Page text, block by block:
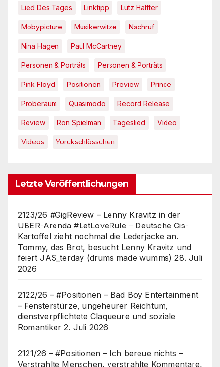
Lied Des Tages Linktipp Lutz Halfter
Mobypicture Musikerwitze Nachruf
Nina Hagen Paul McCartney
Personen & Porträts Personen & Porträts
Pink Floyd Positionen Preview Prince
Proberaum Quasimodo Record Release
Review Ron Spielman Tageslied Video
Videos Yorckschlösschen
Letzte Veröffentlichungen
2123/26 #GigReview – Lenny Kravitz in der
UBER-Arenda #LetLoveRule – Deutsche Cis-
Kartoffel zieht nochmal die Lederjacke an.
Tommy, das Brot, besucht Lenny Kravitz und
feiert JAS_terday (drums made wumms) 28. Juli
2026
2122/26 – #Positionen – Bad Boy Entertainment
– Fensterstürze, ungeheurer Reichtum,
dienstverpflichtete Claqueure und soziale
Romantiker 2. Juli 2026
2121/26 – #Positionen – Ich bereue nichts –
Verstrahlte Menschen, verstrahlte Kommentare,